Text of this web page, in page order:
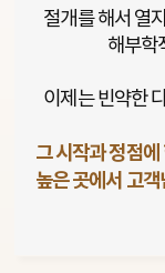
절개를 해서 열
해부학
이제는 빈약한
그 시작과 정점
높은 곳에서 고